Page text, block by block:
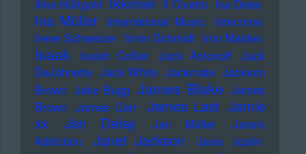
Ikke Hüftgold
Il Civetto Ina Deter
Ina Müller International Music Interzone
Irene Schweizer Irmin Schmidt Iron Maiden
Isaak Isaiah Collier Jack Antonoff Jack
DeJohnette Jack White Jackmate Jackson
Brown Jake Bugg James Blake James
Brown James Carr James Last Jamie
xx
Jan Delay Jan Müller
Jane's
Addiction
Janet Jackson
Janis Joplin